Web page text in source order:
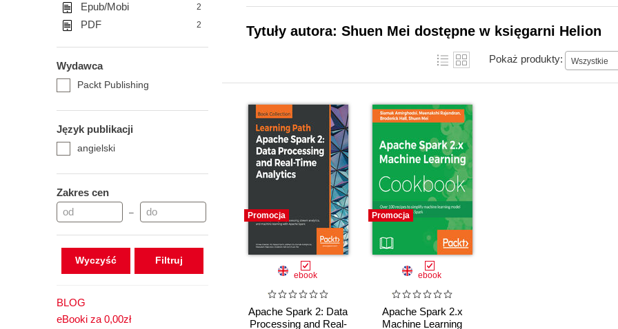
Epub/Mobi
2
PDF 2
Wydawca
Packt Publishing
Język publikacji
angielski
Zakres cen
–
Wyczyść
BLOG
eBooki za 0,00zł
Tytuły autora: Shuen Mei dostępne w księgarni Helion
Pokaż produkty: Wszystkie
Promocja
ebook
Apache Spark 2: Data
Processing and Real-
Promocja
ebook
Apache Spark 2.x
Machine Learning